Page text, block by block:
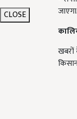
CLOSE
खबरों